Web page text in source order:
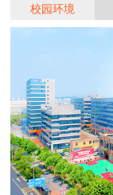
校园环境